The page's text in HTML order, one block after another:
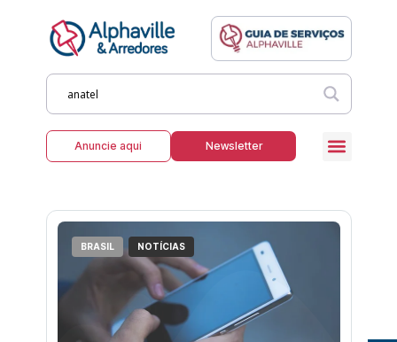
Anuncie aqui Newsletter
BRASIL NOTÍCIAS